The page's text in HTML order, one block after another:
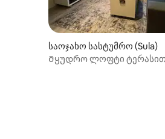
საოჯახო სასტუმრო (Sula)
Მყუდრო ლოფტი